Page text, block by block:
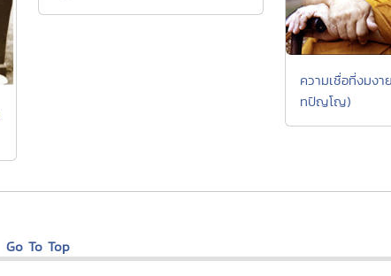
ความเชื่อที่งมง
ทปัญโญ)
Go To Top